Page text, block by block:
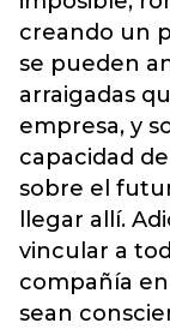
creando un
se pueden
arraigadas
empresa, y
capacidad
sobre el
llegar allí.
vincular a
compañía
sean